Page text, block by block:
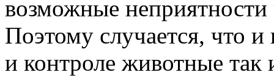
возможные неприятности
Поэтому случается, что
и контроле животные так